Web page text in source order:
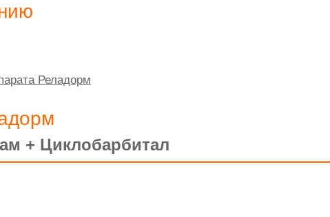
Реладорм
+ Циклобарбитал